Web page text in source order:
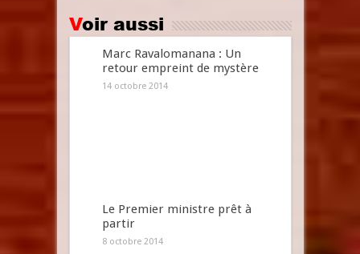
Voir aussi
Marc Ravalomanana : Un
retour empreint de mystère
14 octobre 2014
Le Premier ministre prêt à
partir
8 octobre 2014